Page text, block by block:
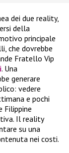
dei due reality,
della
principale
che dovrebbe
Fratello Vip
. Una
generare
vedere
e pochi
Filippine
Il reality
su una
nei costi.